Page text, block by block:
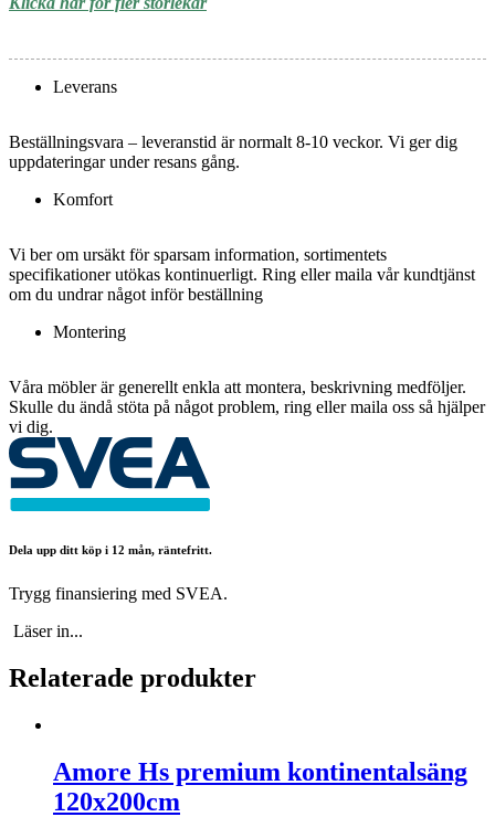
Leverans
Beställningsvara – leveranstid är normalt 8-10 veckor. Vi ger dig
uppdateringar under resans gång.
Komfort
Vi ber om ursäkt för sparsam information, sortimentets
specifikationer utökas kontinuerligt. Ring eller maila vår kundtjänst
om du undrar något inför beställning
Montering
Våra möbler är generellt enkla att montera, beskrivning medföljer.
Skulle du ändå stöta på något problem, ring eller maila oss så hjälper
vi dig.
Dela upp ditt köp i 12 mån, räntefritt.
Trygg finansiering med SVEA.
Läser in...
Relaterade produkter
Amore Hs premium kontinentalsäng
120x200cm